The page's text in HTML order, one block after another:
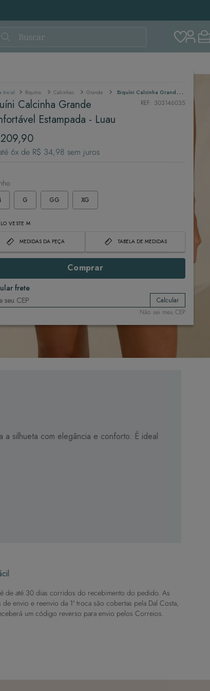
Biquínis Calcinhas Grande Biquíni Calcinha Grande Confortável Estampada - Luau
Calcinha Grande
Estampada - Luau
209,90
6x de R$ 34,98 sem juros
REF: 303146035
G XG
GG
VESTE M
MEDIDAS DA PEÇA TABELA DE MEDIDAS
Comprar
frete
Calcular
Não sei meu CEP
a silhueta com elegância e conforto. É ideal
de até 30 dias corridos do recebimento do pedido. As
de envio e reenvio da 1ª troca são cobertas pela Dal Costa,
um código reverso para envio pelos Correios.